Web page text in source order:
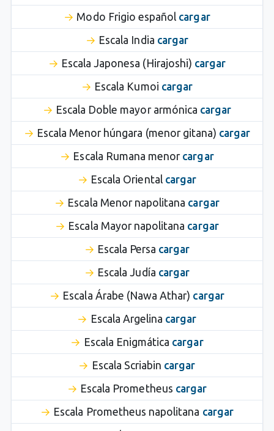
Modo Frigio español cargar
Escala India cargar
Escala Japonesa (Hirajoshi) cargar
Escala Kumoi cargar
Escala Doble mayor armónica cargar
Escala Menor húngara (menor gitana) cargar
Escala Rumana menor cargar
Escala Oriental cargar
Escala Menor napolitana cargar
Escala Mayor napolitana cargar
Escala Persa cargar
Escala Judía cargar
Escala Árabe (Nawa Athar) cargar
Escala Argelina cargar
Escala Enigmática cargar
Escala Scriabin cargar
Escala Prometheus cargar
Escala Prometheus napolitana cargar